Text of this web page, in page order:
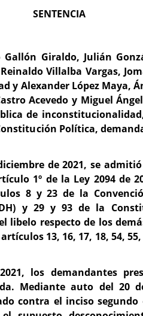
SENTENCIA
Giraldo, Julián
Villalba Vargas,
y Alexander López Maya,
Acevedo y Miguel
de
Política,
de 2021, se
1º de la Ley 2094 de
8 y 23 de la
y 29 y 93 de la
libelo respecto de los
13, 16, 17, 18, 54, 55,
los demandantes
Mediante auto del 20
contra el inciso segundo